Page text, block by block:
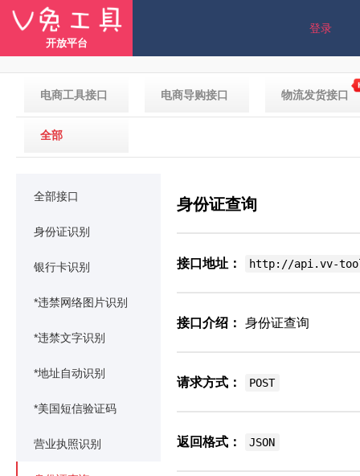
开放平台
登录
电商工具接口 电商导购接口 物流发货接口
全部
全部接口
身份证识别
银行卡识别
*违禁网络图片识别
*违禁文字识别
*地址自动识别
*美国短信验证码
营业执照识别
身份证查询
接口地址： http://api.vv-
接口介绍： 身份证查询
请求方式： POST
返回格式： JSON